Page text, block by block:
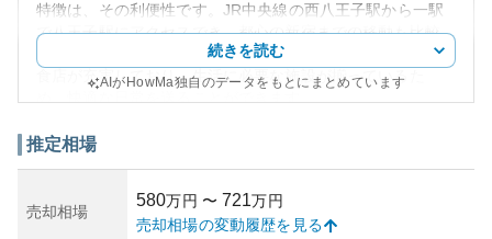
特徴は、その利便性です。JR中央線の西八王子駅から一駅
で八王子駅にアクセスでき、都心の新宿までの移動も比較
的簡単です。また、駅周辺にはコンビニエンスストアや飲
食店が充実しており、生活に必要な施設が揃っているた
周囲の景観にも調和しています。資産性においては、都心
一方で、所有リスクとしては、建物の管理状況や築年数が
挙げられます。これらの要素は、将来的な修繕計画や組合
続きを読む
AIがHowMa独自のデータをもとにまとめています
推定相場
売却相場
580万円 〜 721万円
売却相場の変動履歴を見る